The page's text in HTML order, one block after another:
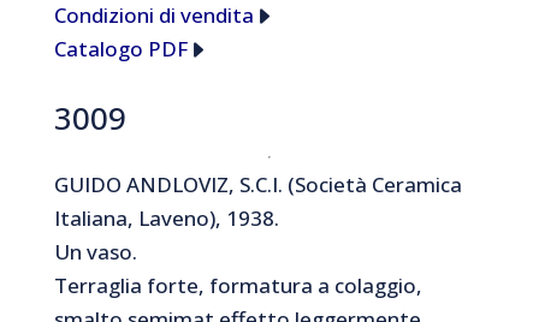
Condizioni di vendita
Catalogo PDF
3009
GUIDO ANDLOVIZ, S.C.I. (Società Ceramica
Italiana, Laveno), 1938.
Un vaso.
Terraglia forte, formatura a colaggio,